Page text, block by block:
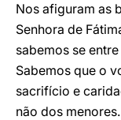
Nos afiguram as
Senhora de
sabemos se
Sabemos que o
sacrifício e
não dos